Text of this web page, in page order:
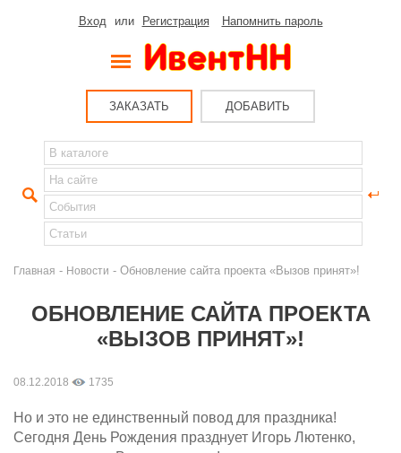
Вход или Регистрация Напомнить пароль
ЗАКАЗАТЬ ДОБАВИТЬ
Главная - Новости - Обновление сайта проекта «Вызов принят»!
ОБНОВЛЕНИЕ САЙТА ПРОЕКТА
«ВЫЗОВ ПРИНЯТ»!
08.12.2018 1735
Но и это не единственный повод для праздника!
Сегодня День Рождения празднует Игорь Лютенко,